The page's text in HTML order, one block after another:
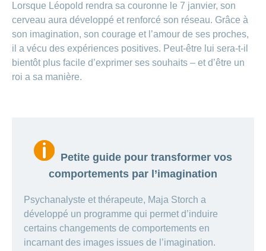
Lorsque Léopold rendra sa couronne le 7 janvier, son
cerveau aura développé et renforcé son réseau. Grâce à
son imagination, son courage et l’amour de ses proches,
il a vécu des expériences positives. Peut-être lui sera-t-il
bientôt plus facile d’exprimer ses souhaits – et d’être un
roi a sa manière.
Petite guide pour transformer vos
comportements par l’imagination
Psychanalyste et thérapeute, Maja Storch a
développé un programme qui permet d’induire
certains changements de comportements en
incarnant des images issues de l’imagination.